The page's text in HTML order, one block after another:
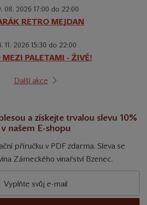
08. 2026 17:00 do 22:00
RETRO MEJDAN
11. 2026 15:30 do 22:00
PALETAMI - ŽIVĚ!
Další akce
a získejte trvalou slevu 10%
v našem E-shopu
příručku v PDF zdarma. Sleva se
Zámeckého vinařství Bzenec.